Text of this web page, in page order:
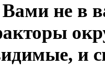
не в
и